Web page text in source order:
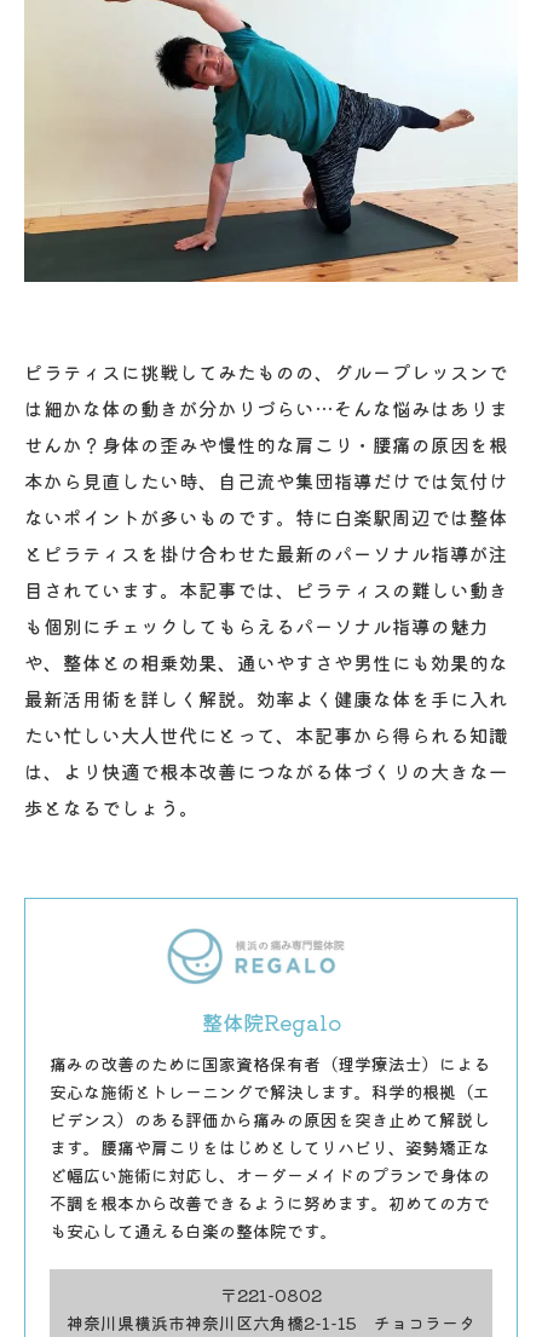
ピラティスに挑戦してみたものの、グループレッスンで
は細かな体の動きが分かりづらい…そんな悩みはありま
せんか？身体の歪みや慢性的な肩こり・腰痛の原因を根
本から見直したい時、自己流や集団指導だけでは気付け
ないポイントが多いものです。特に白楽駅周辺では整体
とピラティスを掛け合わせた最新のパーソナル指導が注
目されています。本記事では、ピラティスの難しい動き
も個別にチェックしてもらえるパーソナル指導の魅力
や、整体との相乗効果、通いやすさや男性にも効果的な
最新活用術を詳しく解説。効率よく健康な体を手に入れ
たい忙しい大人世代にとって、本記事から得られる知識
は、より快適で根本改善につながる体づくりの大きな一
歩となるでしょう。
整体院Regalo
痛みの改善のために国家資格保有者（理学療法士）による
安心な施術とトレーニングで解決します。科学的根拠（エ
ビデンス）のある評価から痛みの原因を突き止めて解説し
ます。腰痛や肩こりをはじめとしてリハビリ、姿勢矯正な
ど幅広い施術に対応し、オーダーメイドのプランで身体の
不調を根本から改善できるように努めます。初めての方で
も安心して通える白楽の整体院です。
〒221-0802
神奈川県横浜市神奈川区六角橋2-1-15 チョコラータ